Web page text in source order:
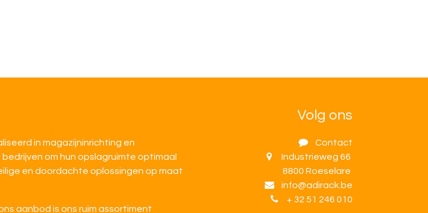
in magazijninrichting en
om hun opslagruimte optimaal
en doordachte oplossingen op maat
aanbod is ons ruim assortiment
Volg ons
Contact
Industrieweg 66
8800 Roeselare
info@adirack.be
+ 32 51 246 010